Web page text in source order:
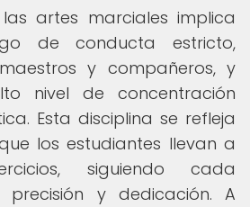
artes marciales implica
de conducta estricto,
y compañeros, y
nivel de concentración
Esta disciplina se refleja
los estudiantes llevan a
siguiendo cada
precisión y dedicación. A